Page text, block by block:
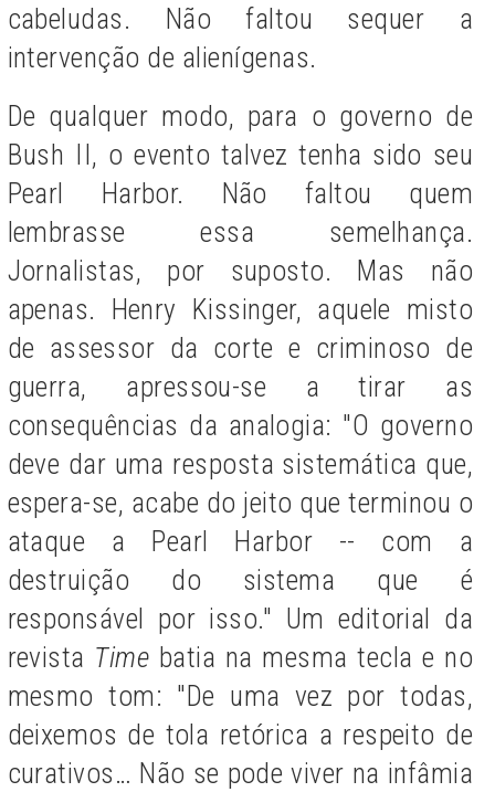
cabeludas. Não faltou sequer a
intervenção de alienígenas.
De qualquer modo, para o governo de
Bush II, o evento talvez tenha sido seu
Pearl Harbor. Não faltou quem
lembrasse essa semelhança.
Jornalistas, por suposto. Mas não
apenas. Henry Kissinger, aquele misto
de assessor da corte e criminoso de
guerra, apressou-se a tirar as
consequências da analogia: "O governo
deve dar uma resposta sistemática que,
espera-se, acabe do jeito que terminou o
ataque a Pearl Harbor -- com a
destruição do sistema que é
responsável por isso." Um editorial da
revista Time batia na mesma tecla e no
mesmo tom: "De uma vez por todas,
deixemos de tola retórica a respeito de
curativos… Não se pode viver na infâmia